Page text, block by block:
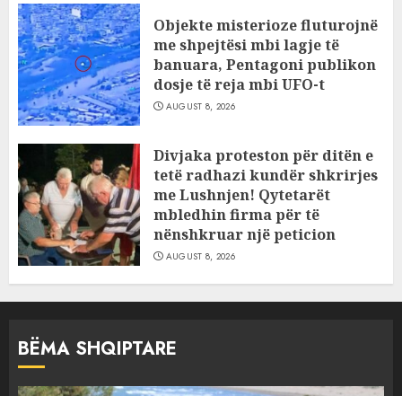
Objekte misterioze fluturojnë
me shpejtësi mbi lagje të
banuara, Pentagoni publikon
dosje të reja mbi UFO-t
AUGUST 8, 2026
Divjaka proteston për ditën e
tetë radhazi kundër shkrirjes
me Lushnjen! Qytetarët
mbledhin firma për të
nënshkruar një peticion
AUGUST 8, 2026
BËMA SHQIPTARE